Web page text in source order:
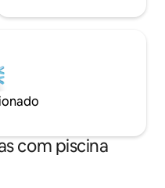
com piscina